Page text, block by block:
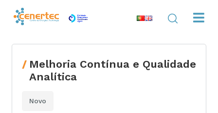
Melhoria Contínua e Qualidade
Analítica
Novo